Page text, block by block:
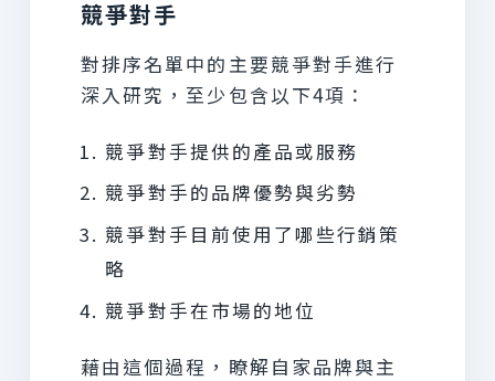
競爭對手
對排序名單中的主要競爭對手進行
深入研究，至少包含以下4項：
競爭對手提供的產品或服務
競爭對手的品牌優勢與劣勢
競爭對手目前使用了哪些行銷策
略
競爭對手在市場的地位
藉由這個過程，瞭解自家品牌與主